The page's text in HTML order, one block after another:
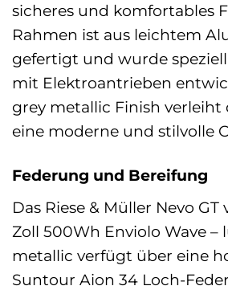
sicheres und komfortables
Rahmen ist aus leichtem
gefertigt und wurde
mit Elektroantrieben
grey metallic Finish verleiht
eine moderne und stilvolle
Federung und Bereifung
Das Riese & Müller Nevo GT
Zoll 500Wh Enviolo Wave –
metallic verfügt über eine
Suntour Aion 34 Loch-